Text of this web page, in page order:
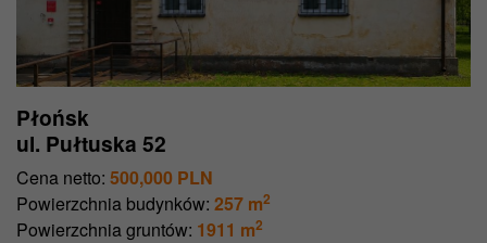
Płońsk
ul. Pułtuska 52
Cena netto: 500,000 PLN
Powierzchnia budynków: 257 m2
Powierzchnia gruntów: 1911 m2